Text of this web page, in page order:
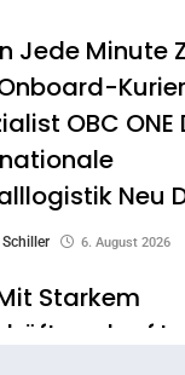
Jede Minute
OBC ONE
Neu
Schiller 6. August 2026
Starkem
Im